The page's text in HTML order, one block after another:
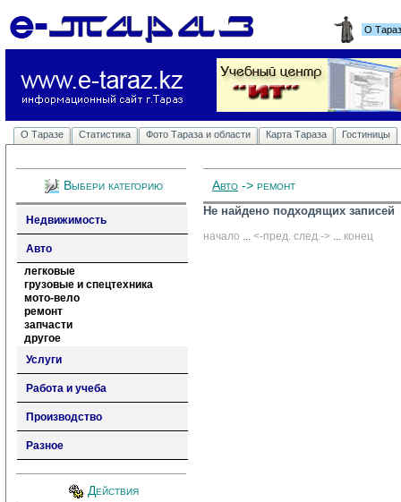
О
О Таразе Статистика Фото Тараза и области Карта Тараза Гостиницы
Выбери категорию
Недвижимость
Авто
легковые
грузовые и спецтехника
мото-вело
ремонт
запчасти
другое
Услуги
Работа и учеба
Производство
Разное
Действия
Авто -> ремонт
Не найдено подходящих записей
начало ... <-пред. след.-> ... конец